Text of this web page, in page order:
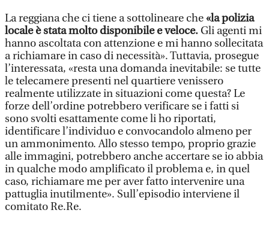
La reggiana che ci tiene a sottolineare che«la polizia
locale è stata molto disponibile e veloce.Gli agenti mi
hanno ascoltata con attenzione e mi hanno sollecitata
a richiamare in caso di necessità». Tuttavia, prosegue
l’interessata, «resta una domanda inevitabile: se tutte
le telecamere presenti nel quartiere venissero
realmente utilizzate in situazioni come questa? Le
forze dell’ordine potrebbero verificare se i fatti si
sono svolti esattamente come li ho riportati,
identificare l’individuo e convocandolo almeno per
un ammonimento. Allo stesso tempo, proprio grazie
alle immagini, potrebbero anche accertare se io abbia
in qualche modo amplificato il problema e, in quel
caso, richiamare me per aver fatto intervenire una
pattuglia inutilmente». Sull’episodio interviene il
comitato Re.Re.